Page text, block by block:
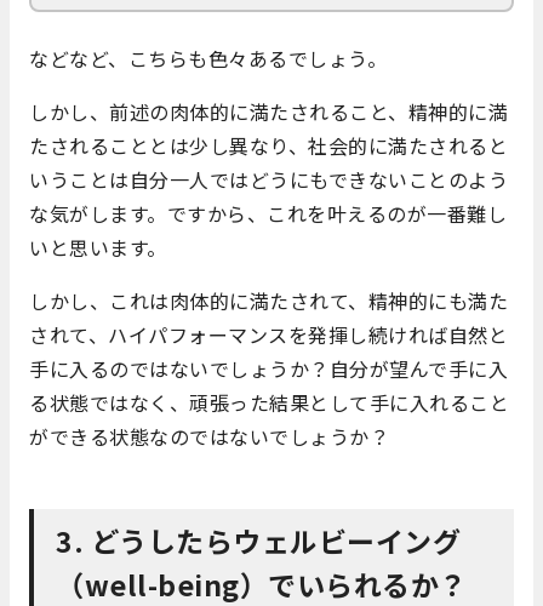
などなど、こちらも色々あるでしょう。
しかし、前述の肉体的に満たされること、精神的に満
たされることとは少し異なり、社会的に満たされると
いうことは自分一人ではどうにもできないことのよう
な気がします。ですから、これを叶えるのが一番難し
いと思います。
しかし、これは肉体的に満たされて、精神的にも満た
されて、ハイパフォーマンスを発揮し続ければ自然と
手に入るのではないでしょうか？自分が望んで手に入
る状態ではなく、頑張った結果として手に入れること
ができる状態なのではないでしょうか？
3. どうしたらウェルビーイング
（well-being）でいられるか？